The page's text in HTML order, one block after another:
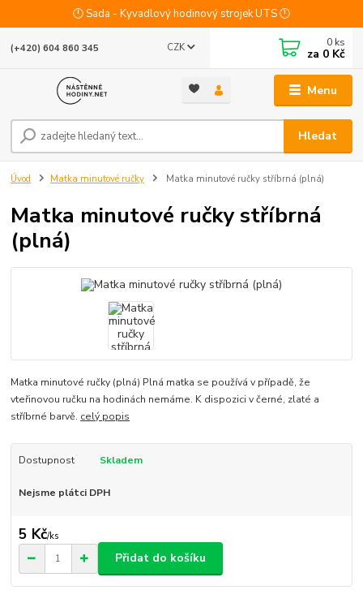
🕛 Sada - Kyvadlový hodinový strojek UTS 🕛
Menu
CZK
Hledat
(+420) 604 860 345 0 ks
za 0 Kč
Úvod Matka minutové ručky Matka minutové ručky stříbrná (plná)
Matka minutové ručky stříbrná
(plná)
Matka minutové ručky (plná) Plná matka se používá v případě, že
vteřinovou ručku na hodinách nemáme. K dispozici v černé, zlaté a
stříbrné barvě. celý popis
Dostupnost Skladem
Nejsme plátci DPH
5 Kč/ks
Přidat do košíku